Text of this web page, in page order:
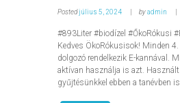
Postedjúlius 5, 2024 byadmin
#893Liter #biodízel #ŐkoRókusi
Kedves ÖkoRókusisok! Minden
dolgozó rendelkezik E-kannával.
aktívan használja is azt.
gyűjtésünkkel ebben a tanévben is